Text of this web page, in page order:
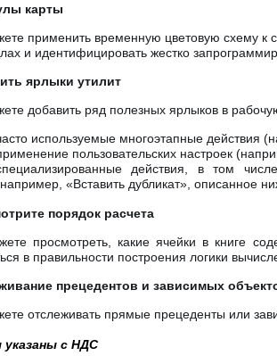
карты
применить временную цветовую схему к
и идентифицировать жестко
ярлыки утилит
добавить ряд полезных ярлыков в
используемые многоэтапные действия
пользовательских настроек
действия, в том
«Вставить дубликат», описанное
порядок расчета
просмотреть, какие ячейки в книге
в правильности построения логики
прецедентов и зависимых
отслеживать прямые прецеденты или
указаны с НДС